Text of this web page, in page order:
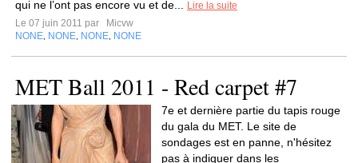
qui ne l’ont pas encore vu et de...
Lire la suite
Le 07 juin 2011 par
Micvw
NONE NONE NONE NONE
MET Ball 2011 - Red carpet #7
7e et dernière partie du tapis rouge
du gala du MET. Le site de
sondages est en panne, n'hésitez
pas à indiquer dans les